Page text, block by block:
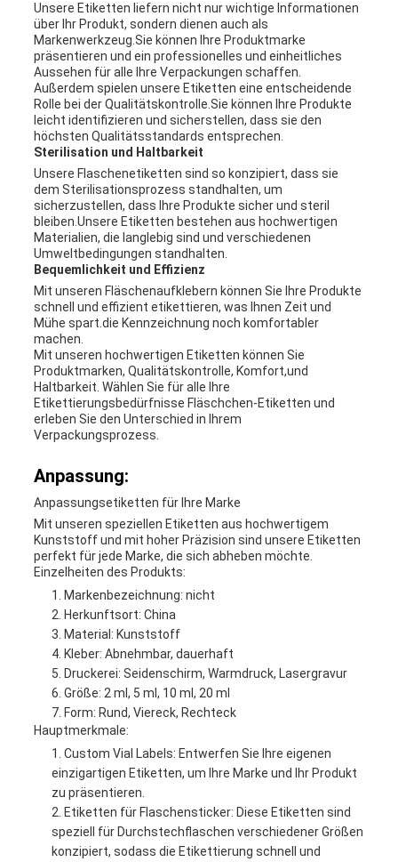
Unsere Etiketten liefern nicht nur wichtige Informationen
über Ihr Produkt, sondern dienen auch als
Markenwerkzeug.Sie können Ihre Produktmarke
präsentieren und ein professionelles und einheitliches
Aussehen für alle Ihre Verpackungen schaffen.
Außerdem spielen unsere Etiketten eine entscheidende
Rolle bei der Qualitätskontrolle.Sie können Ihre Produkte
leicht identifizieren und sicherstellen, dass sie den
höchsten Qualitätsstandards entsprechen.
Sterilisation und Haltbarkeit
Unsere Flaschenetiketten sind so konzipiert, dass sie
dem Sterilisationsprozess standhalten, um
sicherzustellen, dass Ihre Produkte sicher und steril
bleiben.Unsere Etiketten bestehen aus hochwertigen
Materialien, die langlebig sind und verschiedenen
Umweltbedingungen standhalten.
Bequemlichkeit und Effizienz
Mit unseren Fläschenaufklebern können Sie Ihre Produkte
schnell und effizient etikettieren, was Ihnen Zeit und
Mühe spart.die Kennzeichnung noch komfortabler
machen.
Mit unseren hochwertigen Etiketten können Sie
Produktmarken, Qualitätskontrolle, Komfort,und
Haltbarkeit. Wählen Sie für alle Ihre
Etikettierungsbedürfnisse Fläschchen-Etiketten und
erleben Sie den Unterschied in Ihrem
Verpackungsprozess.
Anpassung:
Anpassungsetiketten für Ihre Marke
Mit unseren speziellen Etiketten aus hochwertigem
Kunststoff und mit hoher Präzision sind unsere Etiketten
perfekt für jede Marke, die sich abheben möchte.
Einzelheiten des Produkts:
Markenbezeichnung: nicht
Herkunftsort: China
Material: Kunststoff
Kleber: Abnehmbar, dauerhaft
Druckerei: Seidenschirm, Warmdruck, Lasergravur
Größe: 2 ml, 5 ml, 10 ml, 20 ml
Form: Rund, Viereck, Rechteck
Hauptmerkmale:
Custom Vial Labels: Entwerfen Sie Ihre eigenen
einzigartigen Etiketten, um Ihre Marke und Ihr Produkt
zu präsentieren.
Etiketten für Flaschensticker: Diese Etiketten sind
speziell für Durchstechflaschen verschiedener Größen
konzipiert, sodass die Etikettierung schnell und